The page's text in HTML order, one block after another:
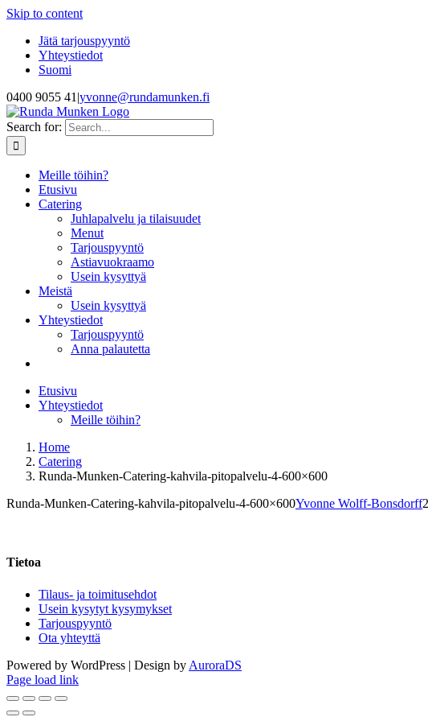
Skip to content
Jätä tarjouspyyntö
Yhteystiedot
Suomi
0400 9055 41 |yvonne@rundamunken.fi
Search for:
Meille töihin?
Etusivu
Catering
Juhlapalvelu ja tilaisuudet
Menut
Tarjouspyyntö
Astiavuokraamo
Usein kysyttyä
Meistä
Usein kysyttyä
Yhteystiedot
Tarjouspyyntö
Anna palautetta
Etusivu
Yhteystiedot
Meille töihin?
Home
Catering
Runda-Munken-Catering-kahvila-pitopalvelu-4-600×600
Runda-Munken-Catering-kahvila-pitopalvelu-4-600×600Yvonne Wolff-Bonsdorff
Tietoa
Tilaus- ja toimitusehdot
Usein kysytyt kysymykset
Tarjouspyyntö
Ota yhteyttä
Powered by WordPress | Design by AuroraDS
Page load link